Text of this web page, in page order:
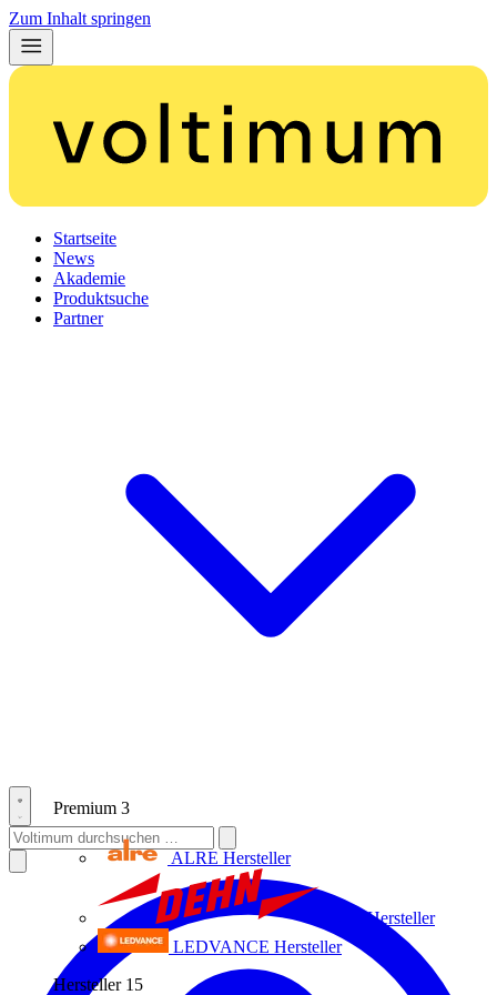
Zum Inhalt springen
Startseite
News
Akademie
Produktsuche
Partner
Premium 3
ALRE Hersteller
Hersteller
LEDVANCE Hersteller
Hersteller 15